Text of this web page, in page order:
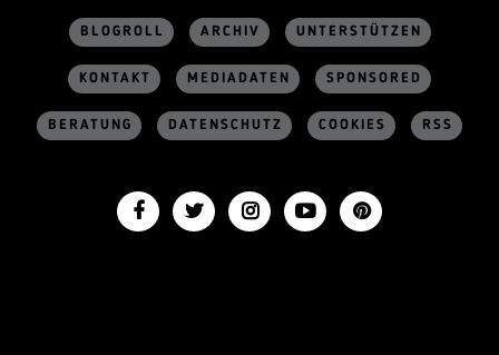
BLOGROLL ARCHIV UNTERSTÜTZEN
KONTAKT MEDIADATEN SPONSORED
BERATUNG DATENSCHUTZ COOKIES RSS